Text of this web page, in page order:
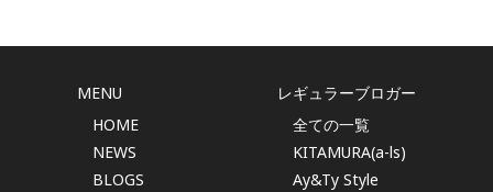
MENU
HOME
NEWS
BLOGS
レギュラーブロガー
全ての一覧
KITAMURA(a-ls)
Ay&Ty Style